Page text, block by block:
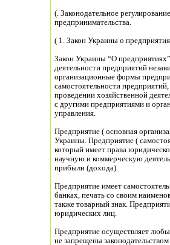
(. Законодательное
предпринимательства.
( 1. Закон Украины о
Закон Украины “О
деятельности предприятий
организационные формы
самостоятельности
проведении хозяйственной
с другими предприятиями и
управления.
Предприятие ( основная
Украины. Предприятие (
который имеет права
научную и коммерческую
прибыли (дохода).
Предприятие имеет
банках, печать со своим
также товарный знак.
юридических лиц.
Предприятие осуществляет
не запрещены